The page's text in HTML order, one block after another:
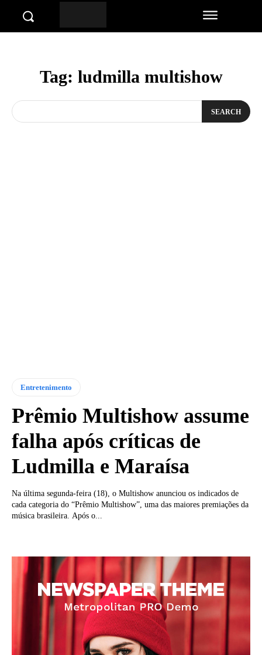
Tag: ludmilla multishow
SEARCH
Entretenimento
Prêmio Multishow assume
falha após críticas de
Ludmilla e Maraísa
Na última segunda-feira (18), o Multishow anunciou os indicados de
cada categoria do “Prêmio Multishow”, uma das maiores premiações da
música brasileira. Após o...